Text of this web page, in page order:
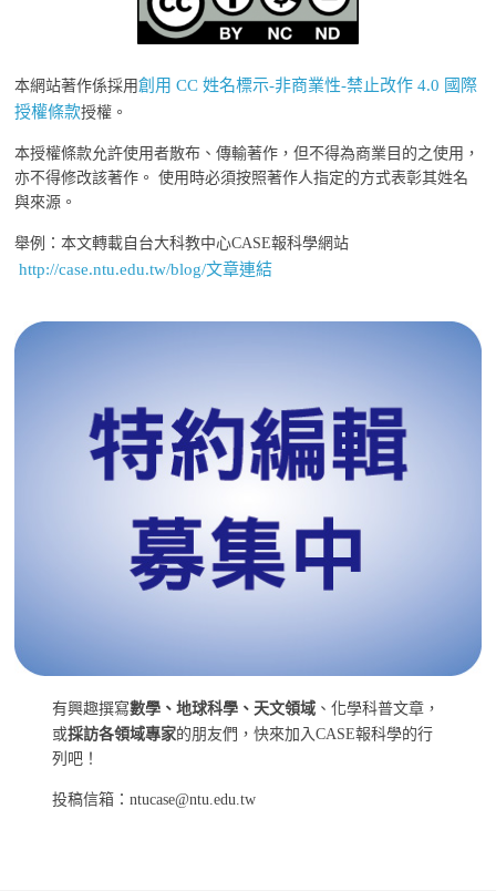
本網站著作係採用創用 CC 姓名標示-非商業性-禁止改作 4.0 國際
授權條款授權。
本授權條款允許使用者散布、傳輸著作，但不得為商業目的之使用，
亦不得修改該著作。 使用時必須按照著作人指定的方式表彰其姓名
與來源。
舉例：本文轉載自台大科教中心CASE報科學網站
http://case.ntu.edu.tw/blog/文章連結
有興趣撰寫數學、地球科學、天文領域 、化學科普文章，
或採訪各領域專家的朋友們，快來加入CASE報科學的行
列吧！
投稿信箱：ntucase@ntu.edu.tw